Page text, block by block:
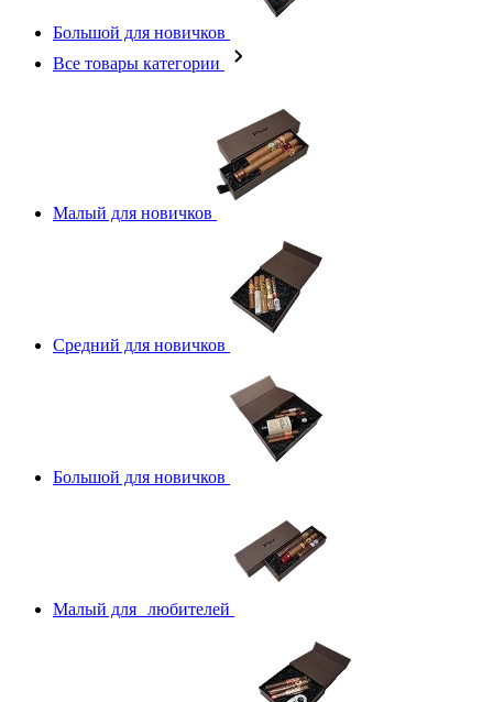
Большой для новичков
Все товары категории
Малый для новичков
Средний для новичков
Большой для новичков
Малый для любителей